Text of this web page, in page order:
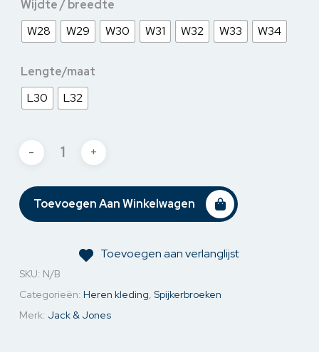
Wijdte / breedte
W28
W29 W30 W31 W32 W33 W34
Lengte/maat
L30
L32
Toevoegen Aan Winkelwagen
Toevoegen aan verlanglijst
SKU: N/B
Categorieën: Heren kleding, Spijkerbroeken
Merk: Jack & Jones